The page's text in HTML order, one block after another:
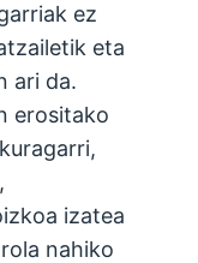
ez
eta
ari da.
erositako
izatea
nahiko